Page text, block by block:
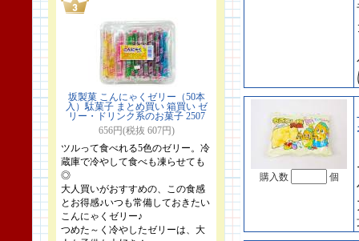
坂製菓 こんにゃくゼリー（50本
入）駄菓子 まとめ買い 箱買い ゼ
リー・ドリンク系のお菓子 2507
656円(税抜 607円)
ツルって食べれる5色のゼリー。冷
蔵庫で冷やして食べも凍らせても
◎
大人買いがおすすめの、この食感
とお得感♪いつも常備しておきたい
こんにゃくゼリー♪
つめた～く冷やしたゼリーは、大
購入数 個